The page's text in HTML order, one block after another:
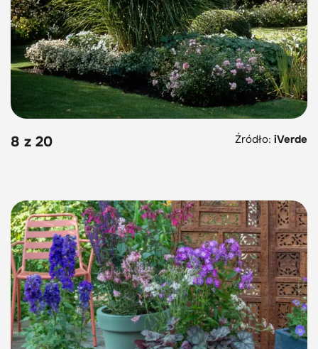
8 z 20 Źródło: iVerde